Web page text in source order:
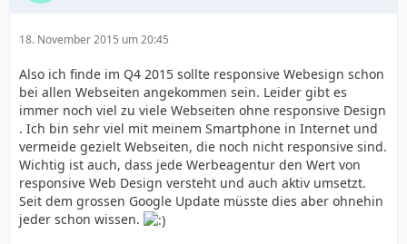
18. November 2015 um 20:45
Also ich finde im Q4 2015 sollte responsive Webesign schon
bei allen Webseiten angekommen sein. Leider gibt es
immer noch viel zu viele Webseiten ohne responsive Design
. Ich bin sehr viel mit meinem Smartphone in Internet und
vermeide gezielt Webseiten, die noch nicht responsive sind.
Wichtig ist auch, dass jede Werbeagentur den Wert von
responsive Web Design versteht und auch aktiv umsetzt.
Seit dem grossen Google Update müsste dies aber ohnehin
jeder schon wissen.